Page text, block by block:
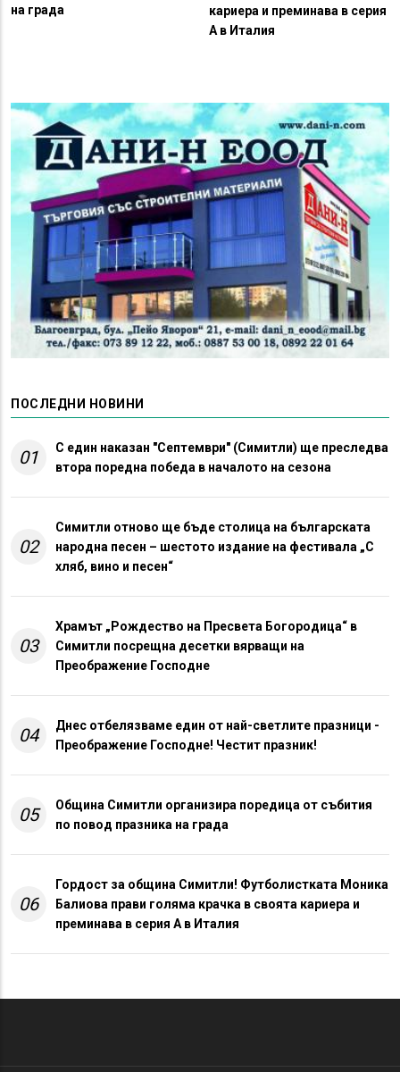
на града
кариера и преминава в серия
А в Италия
ПОСЛЕДНИ НОВИНИ
01
С един наказан "Септември" (Симитли) ще преследва
втора поредна победа в началото на сезона
02
Симитли отново ще бъде столица на българската
народна песен – шестото издание на фестивала „С
хляб, вино и песен“
03
Храмът „Рождество на Пресвета Богородица“ в
Симитли посрещна десетки вярващи на
Преображение Господне
04
Днес отбелязваме един от най-светлите празници -
Преображение Господне! Честит празник!
05
Община Симитли организира поредица от събития
по повод празника на града
06
Гордост за община Симитли! Футболистката Моника
Балиова прави голяма крачка в своята кариера и
преминава в серия А в Италия